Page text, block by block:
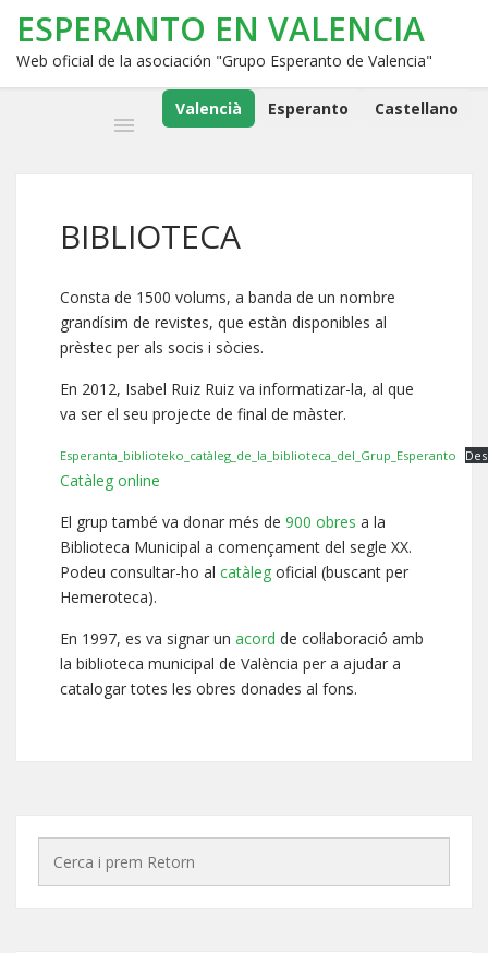
ESPERANTO EN VALENCIA
Web oficial de la asociación "Grupo Esperanto de Valencia"
Valencià Esperanto Castellano
BIBLIOTECA
Consta de 1500 volums, a banda de un nombre
grandísim de revistes, que estàn disponibles al
prèstec per als socis i sòcies.
En 2012, Isabel Ruiz Ruiz va informatizar-la, al que
va ser el seu projecte de final de màster.
Esperanta_biblioteko_catàleg_de_la_biblioteca_del_Grup_Esperanto
Catàleg online
El grup també va donar més de 900 obres a la
Biblioteca Municipal a començament del segle XX.
Podeu consultar-ho al catàleg oficial (buscant per
Hemeroteca).
En 1997, es va signar un acord de col·laboració amb
la biblioteca municipal de València per a ajudar a
catalogar totes les obres donades al fons.